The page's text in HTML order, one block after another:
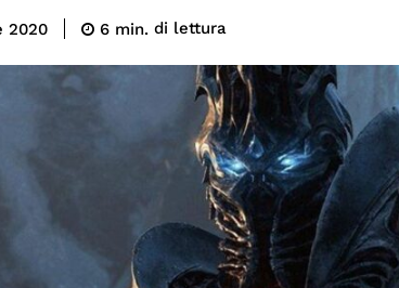
2020 6 min. di lettura